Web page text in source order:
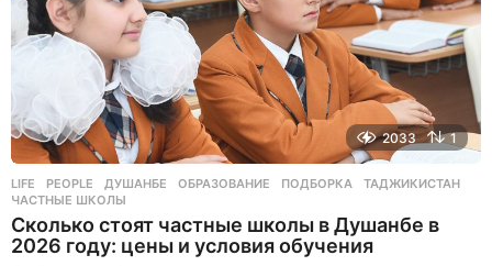
2033 1
LIFE ,PEOPLE ДУШАНБЕ ,ОБРАЗОВАНИЕ ,ПОДБОРКА ,ТАДЖИКИСТАН
ЧАСТНЫЕ ШКОЛЫ
Сколько стоят частные школы в Душанбе в
2026 году: цены и условия обучения